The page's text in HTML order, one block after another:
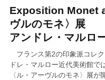
Exposition Monet
ヴルのモネ 〉展
アンドレ・マルロ
フランス第2の印象派コレ
ドレ・マルロー近代美術館で
〈ル・アーヴルのモネ〉展